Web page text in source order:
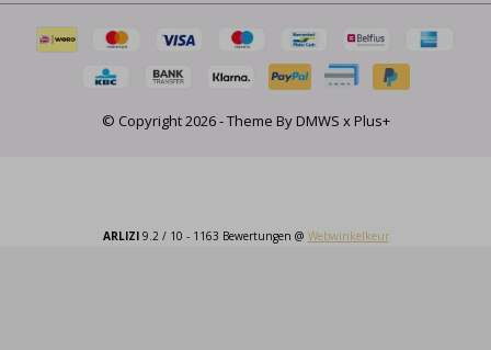
© Copyright2026- Theme ByDMWS xPlus+
ARLIZI9.2/ 10 - 1163 Bewertungen @ Webwinkelkeur